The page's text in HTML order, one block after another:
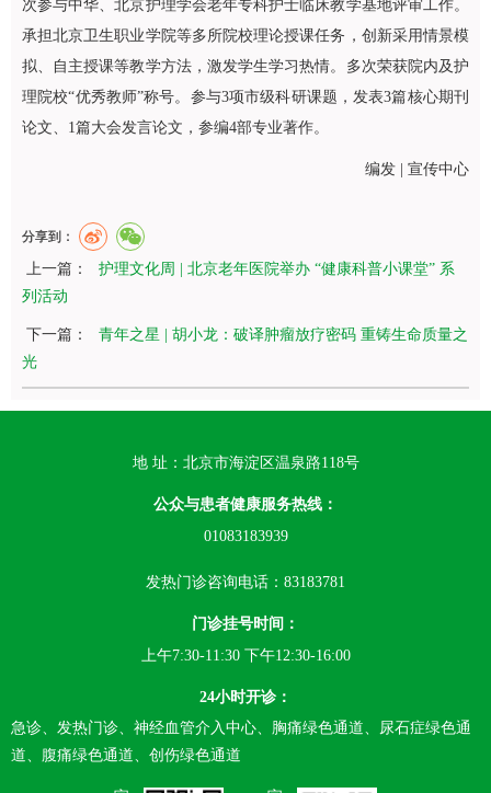
次参与中华、北京护理学会老年专科护士临床教学基地评审工作。
承担北京卫生职业学院等多所院校理论授课任务，创新采用情景模
拟、自主授课等教学方法，激发学生学习热情。多次荣获院内及护
理院校“优秀教师”称号。参与3项市级科研课题，发表3篇核心期刊
论文、1篇大会发言论文，参编4部专业著作。
编发 | 宣传中心
分享到：
上一篇：
护理文化周 | 北京老年医院举办 “健康科普小课堂” 系
列活动
下一篇：
青年之星 | 胡小龙：破译肿瘤放疗密码 重铸生命质量之
光
地 址：北京市海淀区温泉路118号
公众与患者健康服务热线：
01083183939
发热门诊咨询电话：83183781
门诊挂号时间：
上午7:30-11:30 下午12:30-16:00
24小时开诊：
急诊、发热门诊、神经血管介入中心、胸痛绿色通道、尿石症绿色通
道、腹痛绿色通道、创伤绿色通道